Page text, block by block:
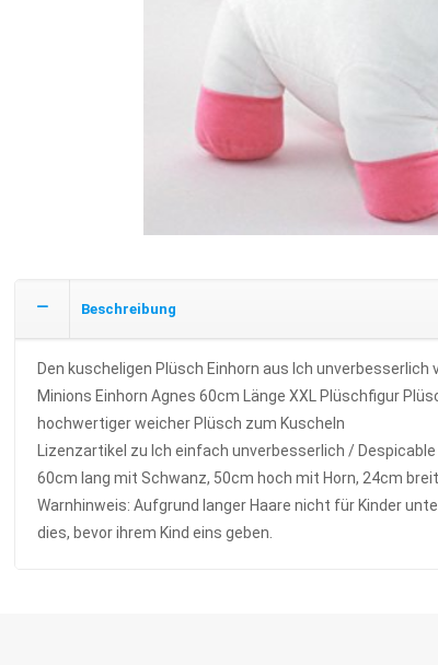
Beschreibung
Den kuscheligen Plüsch Einhorn aus Ich unverbesserlich
Minions Einhorn Agnes 60cm Länge XXL Plüschfigur
hochwertiger weicher Plüsch zum Kuscheln
Lizenzartikel zu Ich einfach unverbesserlich / Despicable
60cm lang mit Schwanz, 50cm hoch mit Horn, 24cm
Warnhinweis: Aufgrund langer Haare nicht für Kinder
dies, bevor ihrem Kind eins geben.